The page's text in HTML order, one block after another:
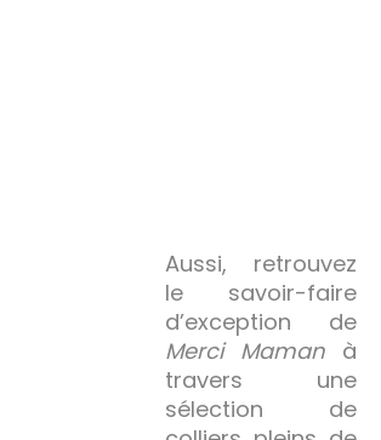
Aussi, retrouvez
le savoir-faire
d’exception de
Merci Maman à
travers une
sélection de